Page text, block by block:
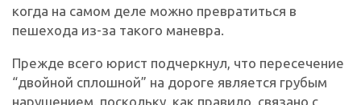
когда на самом деле можно превратиться в
пешехода из-за такого маневра.
Прежде всего юрист подчеркнул, что пересечение
“двойной сплошной” на дороге является грубым
нарушением, поскольку, как правило, связано с